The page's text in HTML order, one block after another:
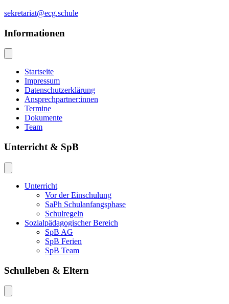
sekretariat@ecg.schule
Informationen
Startseite
Impressum
Datenschutzerklärung
Ansprechpartner:innen
Termine
Dokumente
Team
Unterricht & SpB
Unterricht
Vor der Einschulung
SaPh Schulanfangsphase
Schulregeln
Sozialpädagogischer Bereich
SpB AG
SpB Ferien
SpB Team
Schulleben & Eltern